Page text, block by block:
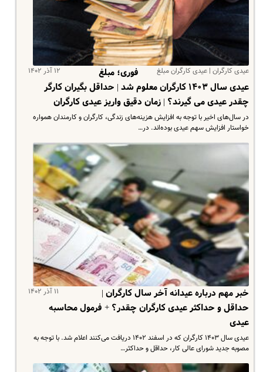
عیدی کارگران | عیدی کارگران مبلغ ۱۲ آذر ۱۴۰۲
فوری؛ مبلغ
عیدی سال ۱۴۰۳ کارگران معلوم شد | حداقل بگیران کارگر
چقدر عیدی می گیرند؟ | زمان دقیق واریز عیدی کارگران
در سال‌های اخیر با توجه به افزایش هزینه‌های زندگی، کارگران و کارمندان همواره
خواستار افزایش سهم عیدی بوده‌اند. در…
۱۱ آذر ۱۴۰۲
خبر مهم درباره عیدانه آخر سال کارگران |
حداقل و حداکثر عیدی کارگران چقدر؟ + فرمول محاسبه
عیدی
عیدی سال ۱۴۰۳ کارگران که در اسفند ۱۴۰۲ دریافت می‌کنند اعلام شد. با توجه به
مصوبه جدید شورای عالی کار، حداقل و حداکثر…